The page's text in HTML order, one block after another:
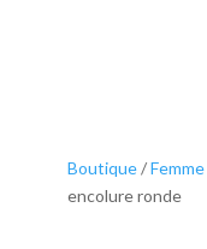
Boutique/Femme
encolure ronde